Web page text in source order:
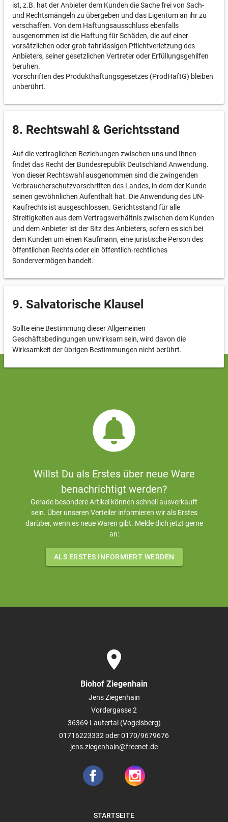
ist, z.B. hat der Anbieter dem Kunden die Sache frei von Sach-
und Rechtsmängeln zu übergeben und das Eigentum an ihr zu
verschaffen. Von dem Haftungsausschluss ebenfalls
ausgenommen ist die Haftung für Schäden, die auf einer
vorsätzlichen oder grob fahrlässigen Pflichtverletzung des
Anbieters, seiner gesetzlichen Vertreter oder Erfüllungsgehilfen
beruhen.
Vorschriften des Produkthaftungsgesetzes (ProdHaftG) bleiben
unberührt.
8. Rechtswahl & Gerichtsstand
Auf die vertraglichen Beziehungen zwischen uns und Ihnen
findet das Recht der Bundesrepublik Deutschland Anwendung.
Von dieser Rechtswahl ausgenommen sind die zwingenden
Verbraucherschutzvorschriften des Landes, in dem der Kunde
seinen gewöhnlichen Aufenthalt hat. Die Anwendung des UN-
Kaufrechts ist ausgeschlossen. Gerichtsstand für alle
Streitigkeiten aus dem Vertragsverhältnis zwischen dem Kunden
und dem Anbieter ist der Sitz des Anbieters, sofern es sich bei
dem Kunden um einen Kaufmann, eine juristische Person des
öffentlichen Rechts oder ein öffentlich-rechtliches
Sondervermögen handelt.
9. Salvatorische Klausel
Sollte eine Bestimmung dieser Allgemeinen
Geschäftsbedingungen unwirksam sein, wird davon die
Wirksamkeit der übrigen Bestimmungen nicht berührt.
circle_notifications
Willst Du als Erstes über neue Ware
benachrichtigt werden?
Gerade besondere Artikel können schnell ausverkauft
sein. Über unseren Verteiler informieren wir als Erstes
darüber, wenn es neue Waren gibt. Melde dich jetzt gerne
an:
ALS ERSTES INFORMIERT WERDEN
place
Biohof Ziegenhain
Jens Ziegenhain
Vordergasse 2
36369 Lautertal (Vogelsberg)
01716223332 oder 0170/9679676
jens.ziegenhain@freenet.de
STARTSEITE